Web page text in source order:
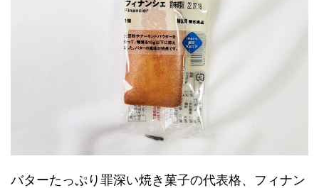
バターたっぷり罪深い焼き菓子の代表格、フィナン